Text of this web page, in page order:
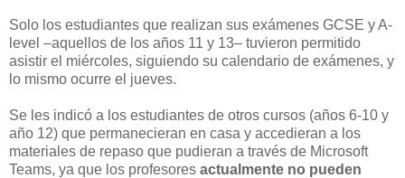
Solo los estudiantes que realizan sus exámenes GCSE y A-
level –aquellos de los años 11 y 13– tuvieron permitido
asistir el miércoles, siguiendo su calendario de exámenes, y
lo mismo ocurre el jueves.
Se les indicó a los estudiantes de otros cursos (años 6-10 y
año 12) que permanecieran en casa y accedieran a los
materiales de repaso que pudieran a través de Microsoft
Teams, ya que los profesores actualmente no pueden